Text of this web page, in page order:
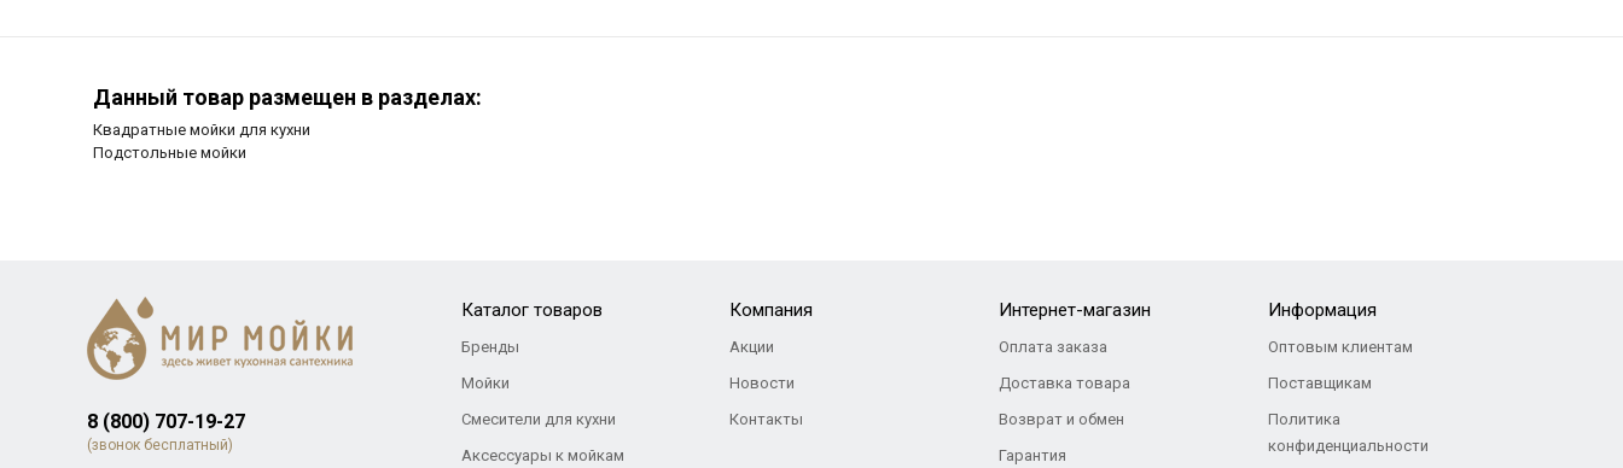
Данный товар размещен в разделах:
Квадратные мойки для кухни
Подстольные мойки
8 (800) 707-19-27
(звонок бесплатный)
Каталог товаров
Бренды
Мойки
Смесители для кухни
Аксессуары к мойкам
Компания
Акции
Новости
Контакты
Интернет-магазин
Оплата заказа
Доставка товара
Возврат и обмен
Гарантия
Информация
Оптовым клиентам
Поставщикам
Политика
конфиденциальности